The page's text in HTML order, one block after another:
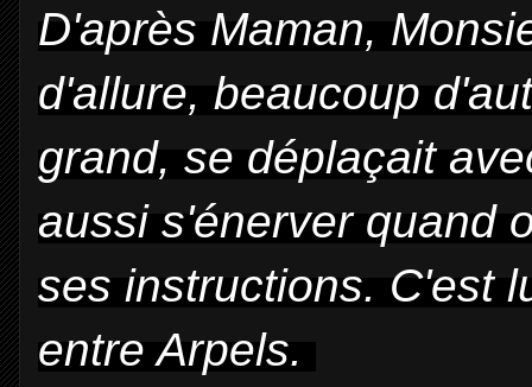
D'après Maman,
d'allure, beaucoup
grand, se déplaçait
aussi s'énerver quand
ses instructions. C'est
entre Arpels.